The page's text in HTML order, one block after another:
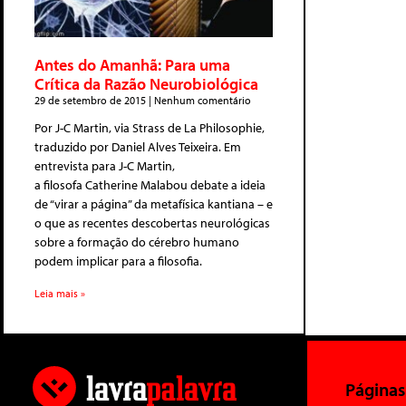
Antes do Amanhã: Para uma
Crítica da Razão Neurobiológica
29 de setembro de 2015 Nenhum comentário
Por J-C Martin, via Strass de La Philosophie,
traduzido por Daniel Alves Teixeira. Em
entrevista para J-C Martin,
a filosofa Catherine Malabou debate a ideia
de “virar a página” da metafísica kantiana – e
o que as recentes descobertas neurológicas
sobre a formação do cérebro humano
podem implicar para a filosofia.
Leia mais »
Páginas